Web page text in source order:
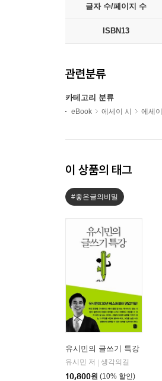
글자 수/페이지 수
ISBN13
관련분류
카테고리 분류
eBook 에세이 시 에세이
이 상품의 태그
#좋은글의비밀
유시민의 글쓰기 특강
유시민 저 | 생각의길
10,800원 (10% 할인)